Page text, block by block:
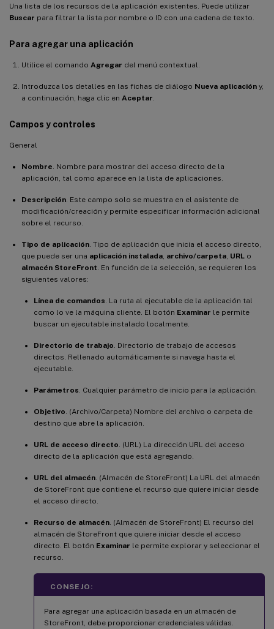
Una lista de los recursos de la aplicación existentes. Puede utilizar
Buscar para filtrar la lista por nombre o ID con una cadena de texto.
Para agregar una aplicación
Utilice el comando Agregar del menú contextual.
Introduzca los detalles en las fichas de diálogo Nueva aplicación y,
a continuación, haga clic en Aceptar
Campos y controles
General
Nombre . Nombre para mostrar del acceso directo de la
aplicación, tal como aparece en la lista de aplicaciones.
Descripción . Este campo solo se muestra en el asistente de
modificación/creación y permite especificar información adicional
sobre el recurso.
Tipo de aplicación . Tipo de aplicación que inicia el acceso directo,
que puede ser una aplicación instalada archivo/carpeta URL o
almacén StoreFront . En función de la selección, se requieren los
siguientes valores:
Línea de comandos . La ruta al ejecutable de la aplicación tal
como lo ve la máquina cliente. El botón Examinar le permite
buscar un ejecutable instalado localmente.
Directorio de trabajo . Directorio de trabajo de accesos
directos. Rellenado automáticamente si navega hasta el
ejecutable.
Parámetros . Cualquier parámetro de inicio para la aplicación.
Objetivo . (Archivo/Carpeta) Nombre del archivo o carpeta de
destino que abre la aplicación.
URL de acceso directo . (URL) La dirección URL del acceso
directo de la aplicación que está agregando.
URL del almacén . (Almacén de StoreFront) La URL del almacén
de StoreFront que contiene el recurso que quiere iniciar desde
el acceso directo.
Recurso de almacén . (Almacén de StoreFront) El recurso del
almacén de StoreFront que quiere iniciar desde el acceso
directo. El botón Examinar le permite explorar y seleccionar el
recurso.
CONSEJO:
Para agregar una aplicación basada en un almacén de
StoreFront, debe proporcionar credenciales válidas.